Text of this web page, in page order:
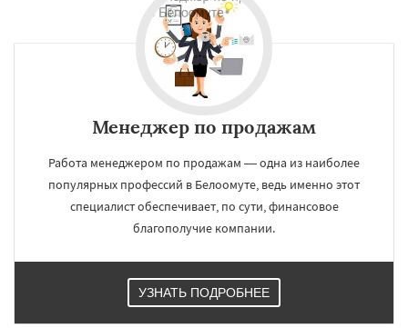
Менеджер по продажам
Работа менеджером по продажам — одна из наиболее
популярных профессий в Белоомуте, ведь именно этот
специалист обеспечивает, по сути, финансовое
благополучие компании.
УЗНАТЬ ПОДРОБНЕЕ